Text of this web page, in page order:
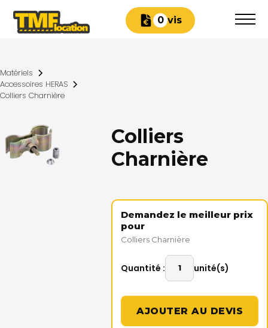
Devis
0
Matériels
Accessoires HERAS
Colliers Charnière
Colliers
Charnière
Demandez le meilleur prix
pour
Colliers Charnière
Quantité : unité(s)